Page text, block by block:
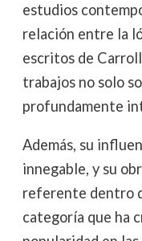
estudios
relación entre la
escritos de
trabajos no solo
profundamente
Además, su
innegable, y su
referente dentro
categoría que ha